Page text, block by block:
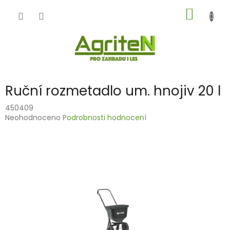
KOŠÍK
Ruční rozmetadlo um. hnojiv 20 l
450409
Průměrné
Neohodnoceno Podrobnosti hodnocení